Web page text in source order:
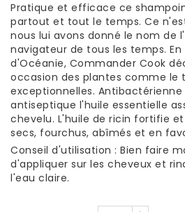
Pratique et efficace ce
partout et tout le temps. Ce
nous lui avons donné le nom de
navigateur de tous les temps.
d'Océanie, Commander Cook
occasion des plantes comme le
exceptionnelles.
antiseptique l'huile essentielle
chevelu. L'huile de ricin fortifie
secs, fourchus, abîmés et en
Conseil d'utilisation : Bien faire
d'appliquer sur les cheveux et
l'eau claire.